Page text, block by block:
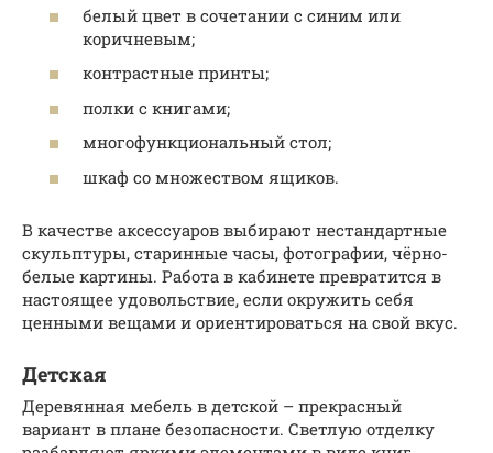
белый цвет в сочетании с синим или
коричневым;
контрастные принты;
полки с книгами;
многофункциональный стол;
шкаф со множеством ящиков.
В качестве аксессуаров выбирают нестандартные
скульптуры, старинные часы, фотографии, чёрно-
белые картины. Работа в кабинете превратится в
настоящее удовольствие, если окружить себя
ценными вещами и ориентироваться на свой вкус.
Детская
Деревянная мебель в детской – прекрасный
вариант в плане безопасности. Светлую отделку